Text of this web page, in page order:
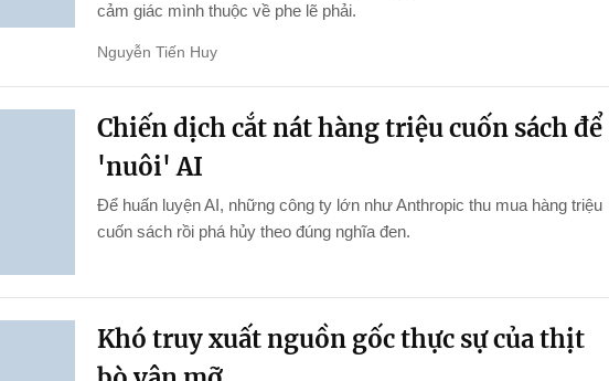
cảm giác mình thuộc về phe lẽ phải.
Nguyễn Tiến Huy
Chiến dịch cắt nát hàng triệu cuốn sách để
'nuôi' AI
Để huấn luyện AI, những công ty lớn như Anthropic thu mua hàng triệu
cuốn sách rồi phá hủy theo đúng nghĩa đen.
Khó truy xuất nguồn gốc thực sự của thịt